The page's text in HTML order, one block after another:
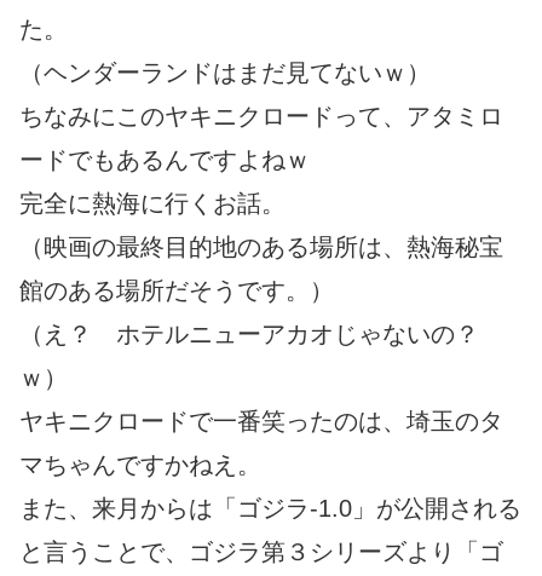
た。
（ヘンダーランドはまだ見てないｗ）
ちなみにこのヤキニクロードって、アタミロ
ードでもあるんですよねｗ
完全に熱海に行くお話。
（映画の最終目的地のある場所は、熱海秘宝
館のある場所だそうです。）
（え？ ホテルニューアカオじゃないの？
ｗ）
ヤキニクロードで一番笑ったのは、埼玉のタ
マちゃんですかねえ。
また、来月からは「ゴジラ-1.0」が公開される
と言うことで、ゴジラ第３シリーズより「ゴ